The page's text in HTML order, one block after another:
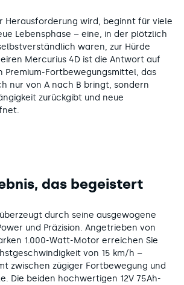
Herausforderung wird, beginnt für viele
Lebensphase – eine, in der plötzlich
waren, zur Hürde
Mercurius 4D ist die Antwort auf
Premium-Fortbewegungsmittel, das
nur von A nach B bringt, sondern
zurückgibt und neue
das begeistert
durch seine ausgewogene
und Präzision. Angetrieben von
1.000-Watt-Motor erreichen Sie
von 15 km/h –
zwischen zügiger Fortbewegung und
Die beiden hochwertigen 12V 75Ah-